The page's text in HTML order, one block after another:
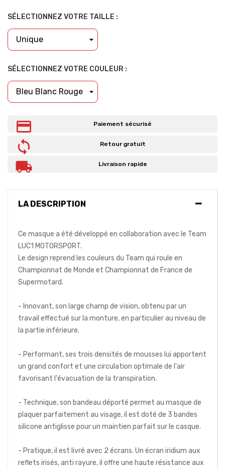
SÉLECTIONNEZ VOTRE TAILLE :
SÉLECTIONNEZ VOTRE COULEUR :
Paiement sécurisé
Retour gratuit
Livraison rapide
LA DESCRIPTION
Ce masque a été développé en collaboration avec le Team
LUC1 MOTORSPORT.
Le design reprend les couleurs du Team qui roule en
Championnat de Monde et Championnat de France de
Supermotard.
- Innovant, son large champ de vision, obtenu par un
travail effectué sur la monture, en particulier au niveau de
la partie inférieure.
- Performant, ses trois densités de mousses lui apportent
un grand confort et une circulation optimale de l'air
favorisant l'évacuation de la transpiration.
- Technique, son bandeau déporté permet au masque de
plaquer parfaitement au visage, il est doté de 3 bandes
silicone antiglisse pour un maintien parfait sur le casque.
- Pratique, il est livré avec 2 écrans. Un écran iridium aux
reflets irisés, anti rayure, il offre une haute résistance aux